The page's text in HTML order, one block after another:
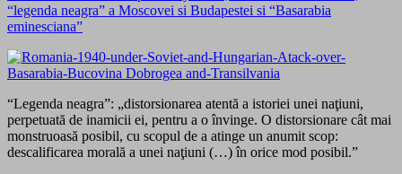
“legenda neagra” a Moscovei si Budapestei si “Basarabia
eminesciana”
“Legenda neagra”: „distorsionarea atentă a istoriei unei naţiuni,
perpetuată de inamicii ei, pentru a o învinge. O distorsionare cât mai
monstruoasă posibil, cu scopul de a atinge un anumit scop:
descalificarea morală a unei naţiuni (…) în orice mod posibil.”